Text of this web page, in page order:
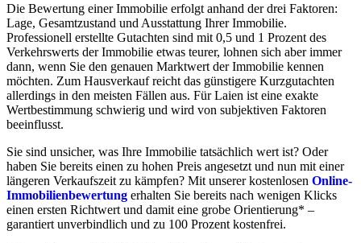
Die Bewertung einer Immobilie erfolgt anhand der drei Faktoren:
Lage, Gesamtzustand und Ausstattung Ihrer Immobilie.
Professionell erstellte Gutachten sind mit 0,5 und 1 Prozent des
Verkehrswerts der Immobilie etwas teurer, lohnen sich aber immer
dann, wenn Sie den genauen Marktwert der Immobilie kennen
möchten. Zum Hausverkauf reicht das günstigere Kurzgutachten
allerdings in den meisten Fällen aus. Für Laien ist eine exakte
Wertbestimmung schwierig und wird von subjektiven Faktoren
beeinflusst.
Sie sind unsicher, was Ihre Immobilie tatsächlich wert ist? Oder
haben Sie bereits einen zu hohen Preis angesetzt und nun mit einer
längeren Verkaufszeit zu kämpfen? Mit unserer kostenlosen Online-
Immobilienbewertung erhalten Sie bereits nach wenigen Klicks
einen ersten Richtwert und damit eine grobe Orientierung* –
garantiert unverbindlich und zu 100 Prozent kostenfrei.